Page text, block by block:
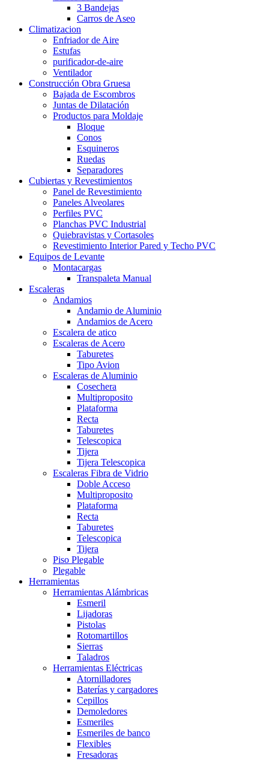
3 Bandejas
Carros de Aseo
Climatizacion
Enfriador de Aire
Estufas
purificador-de-aire
Ventilador
Construcción Obra Gruesa
Bajada de Escombros
Juntas de Dilatación
Productos para Moldaje
Bloque
Conos
Esquineros
Ruedas
Separadores
Cubiertas y Revestimientos
Panel de Revestimiento
Paneles Alveolares
Perfiles PVC
Planchas PVC Industrial
Quiebravistas y Cortasoles
Revestimiento Interior Pared y Techo PVC
Equipos de Levante
Montacargas
Transpaleta Manual
Escaleras
Andamios
Andamio de Aluminio
Andamios de Acero
Escalera de atico
Escaleras de Acero
Taburetes
Tipo Avion
Escaleras de Aluminio
Cosechera
Multiproposito
Plataforma
Recta
Taburetes
Telescopica
Tijera
Tijera Telescopica
Escaleras Fibra de Vidrio
Doble Acceso
Multiproposito
Plataforma
Recta
Taburetes
Telescopica
Tijera
Piso Plegable
Plegable
Herramientas
Herramientas Alámbricas
Esmeril
Lijadoras
Pistolas
Rotomartillos
Sierras
Taladros
Herramientas Eléctricas
Atornilladores
Baterías y cargadores
Cepillos
Demoledores
Esmeriles
Esmeriles de banco
Flexibles
Fresadoras